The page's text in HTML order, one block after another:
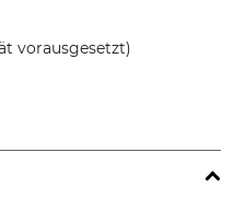
vorausgesetzt)